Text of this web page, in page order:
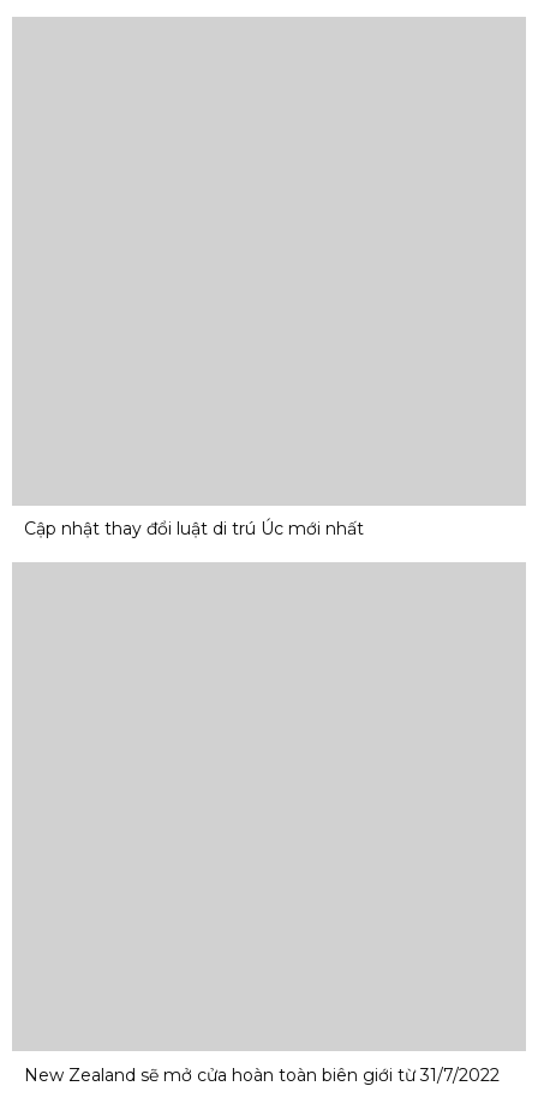
Cập nhật thay đổi luật di trú Úc mới nhất
New Zealand sẽ mở cửa hoàn toàn biên giới từ 31/7/2022